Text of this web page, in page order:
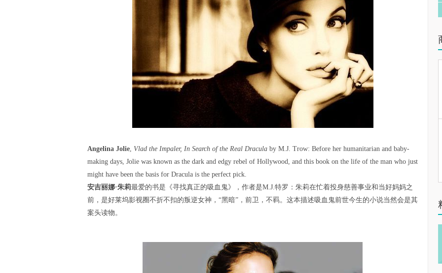
Angelina Jolie, Vlad the Impaler, In Search of the Real Dracula by M.J. Trow: Before her humanitarian and baby-
making days, Jolie was known as the dark and edgy rebel of Hollywood, and this book on the life of the man who just
might have been the basis for Dracula is the perfect pick.
安吉丽娜·朱莉最爱的书是《寻找真正的吸血鬼》，作者是M.J.特罗：朱莉在忙着投身慈善事业和当好妈妈之
前，是好莱坞影视圈不折不扣的叛逆女神，“黑暗”，前卫，不羁。这本描述吸血鬼前世今生的小说当然会是其
案头读物。